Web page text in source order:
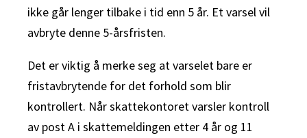
ikke går lenger tilbake i tid enn 5 år. Et varsel vil
avbryte denne 5-årsfristen.
Det er viktig å merke seg at varselet bare er
fristavbrytende for det forhold som blir
kontrollert. Når skattekontoret varsler kontroll
av post A i skattemeldingen etter 4 år og 11